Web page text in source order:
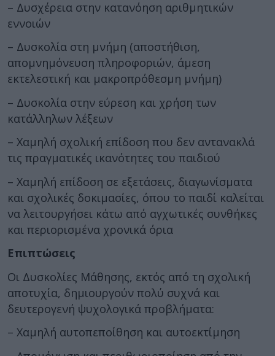
– Δυσχέρεια στην κατανόηση αριθμητικών
εννοιών
– Δυσκολία στη μνήμη (αποστήθιση,
απομνημόνευση πληροφοριών, άμεση
εκτελεστική και μακροπρόθεσμη μνήμη)
– Δυσκολία στην εύρεση και χρήση των
κατάλληλων λέξεων
– Χαμηλή σχολική επίδοση που δεν αντανακλά
τις πραγματικές ικανότητες του παιδιού
– Χαμηλή επίδοση σε εξετάσεις, διαγωνίσματα
και σχολικές δοκιμασίες, όπου το παιδί καλείται
να λειτουργήσει κάτω από αγχωτικές συνθήκες
και περιορισμένα χρονικά όρια
Επιπτώσεις
Οι Δυσκολίες Μάθησης, εκτός από τη σχολική
αποτυχία, δημιουργούν πολύ συχνά και
δευτερογενή ψυχολογικά προβλήματα:
– Χαμηλή αυτοπεποίθηση και αυτοεκτίμηση